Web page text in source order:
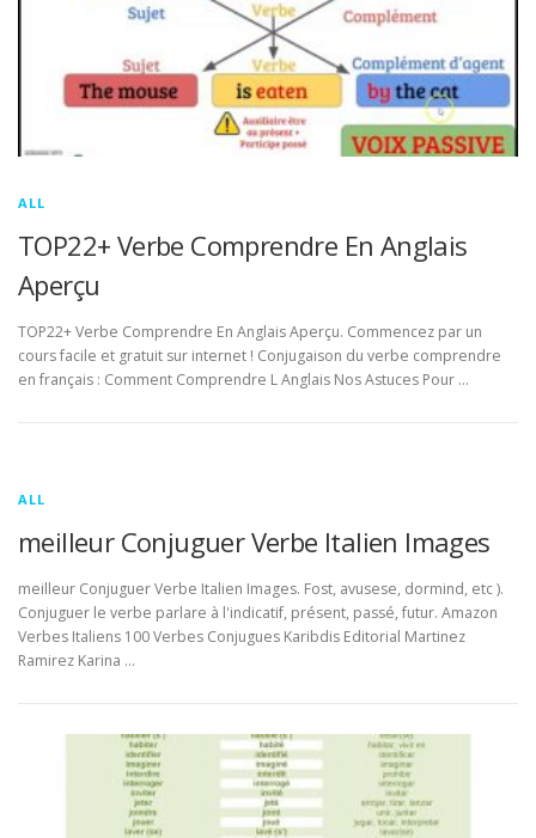
ALL
TOP22+ Verbe Comprendre En Anglais
Aperçu
TOP22+ Verbe Comprendre En Anglais Aperçu. Commencez par un
cours facile et gratuit sur internet ! Conjugaison du verbe comprendre
en français : Comment Comprendre L Anglais Nos Astuces Pour …
ALL
meilleur Conjuguer Verbe Italien Images
meilleur Conjuguer Verbe Italien Images. Fost, avusese, dormind, etc ).
Conjuguer le verbe parlare à l'indicatif, présent, passé, futur. Amazon
Verbes Italiens 100 Verbes Conjugues Karibdis Editorial Martinez
Ramirez Karina …